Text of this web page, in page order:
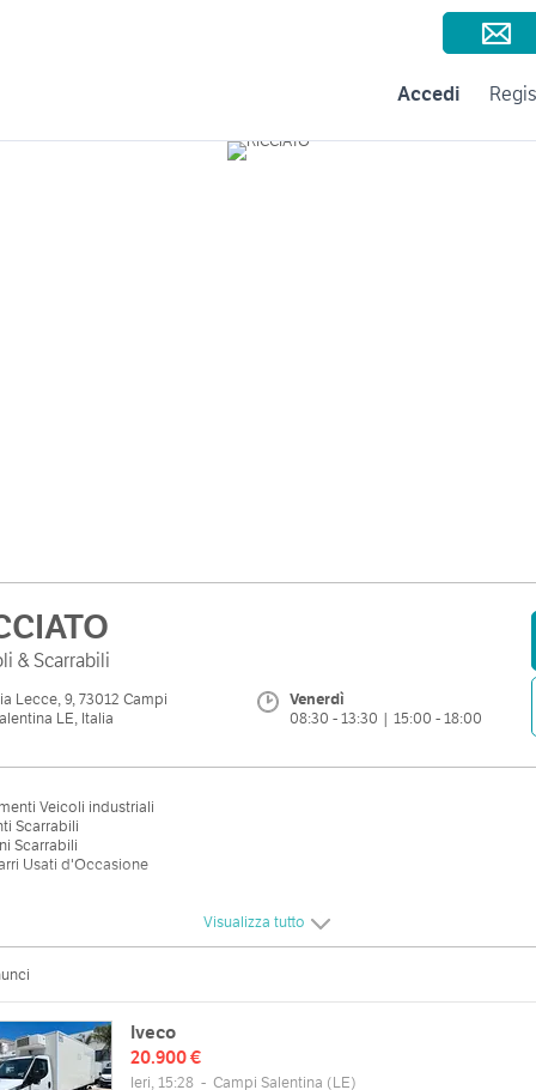
Subito per le Aziende
Accedi
& Scarrabili
Lecce, 9, 73012 Campi
LE, Italia
Venerdì
08:30 - 13:30 | 15:00 - 18:00
Veicoli industriali
Scarrabili
Scarrabili
Usati d'Occasione
Visualizza tutto
Iveco
20.900 €
Ieri, 15:28 - Campi Salentina (LE)